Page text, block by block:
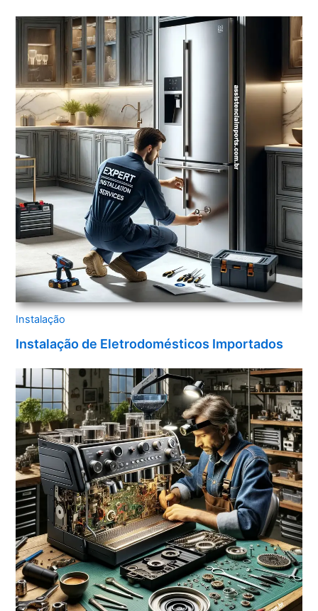
Instalação
Instalação de Eletrodomésticos Importados